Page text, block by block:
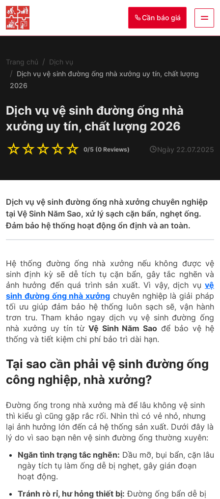
Cần báo giá
Trang chủ
Dịch vụ
Dịch vụ vệ sinh đường ống nhà xưởng uy tín, chất lượng
2026
Dịch vụ vệ sinh đường ống nhà
xưởng uy tín, chất lượng 2026
☆
☆
☆
☆
☆ 0/5 (0 Reviews) Ngày 22.07.2025
Dịch vụ vệ sinh đường ống nhà xưởng chuyên nghiệp
tại Vệ Sinh Năm Sao, xử lý sạch cặn bẩn, nghẹt ống.
Đảm bảo hệ thống hoạt động ổn định và an toàn.
Hệ thống đường ống nhà xưởng nếu không được vệ
sinh định kỳ sẽ dễ tích tụ cặn bẩn, gây tắc nghẽn và
ảnh hưởng đến quá trình sản xuất. Vì vậy, dịch vụ vệ
sinh đường ống nhà xưởng chuyên nghiệp là giải pháp
tối ưu giúp đảm bảo hệ thống luôn sạch sẽ, vận hành
trơn tru. Tham khảo ngay dịch vụ vệ sinh đường ống
nhà xưởng uy tín từ Vệ Sinh Năm Sao để bảo vệ hệ
thống và tiết kiệm chi phí bảo trì dài hạn.
Tại sao cần phải vệ sinh đường ống
công nghiệp, nhà xưởng?
Đường ống trong nhà xưởng mà để lâu không vệ sinh
thì kiểu gì cũng gặp rắc rối. Nhìn thì có vẻ nhỏ, nhưng
lại ảnh hưởng lớn đến cả hệ thống sản xuất. Dưới đây là
lý do vì sao bạn nên vệ sinh đường ống thường xuyên:
Ngăn tình trạng tắc nghẽn: Dầu mỡ, bụi bẩn, cặn lâu
ngày tích tụ làm ống dễ bị nghẹt, gây gián đoạn
hoạt động.
Tránh rò rỉ, hư hỏng thiết bị: Đường ống bẩn dễ bị